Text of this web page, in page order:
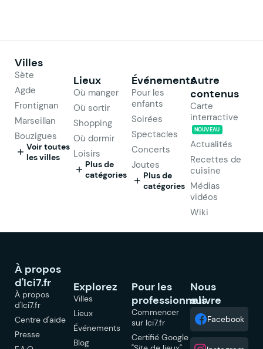
Villes
Sète
Agde
Frontignan
Marseillan
Bouzigues
Voir toutes
les villes
Lieux
Où manger
Où sortir
Shopping
Où dormir
Loisirs
Plus de
catégories
Événements
Pour les
enfants
Soirées
Spectacles
Concerts
Joutes
Plus de
catégories
Autre
contenus
Carte
interractive
NOUVEAU
Actualités
Recettes de
cuisine
Médias
vidéos
Wiki
À propos
d'Ici7.fr
À propos
d'Ici7.fr
Centre d'aide
Presse
Explorez
Villes
Lieux
Événements
Blog
Pour les
professionnels
Commencer
sur Ici7.fr
Certifié Google
Nous
suivre
Facebook